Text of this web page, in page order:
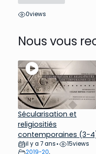
0views
Nous vous
Sécularisation et
religiositiés
contemporaines (3-
il y a 7 ans • 15views
2019-20,